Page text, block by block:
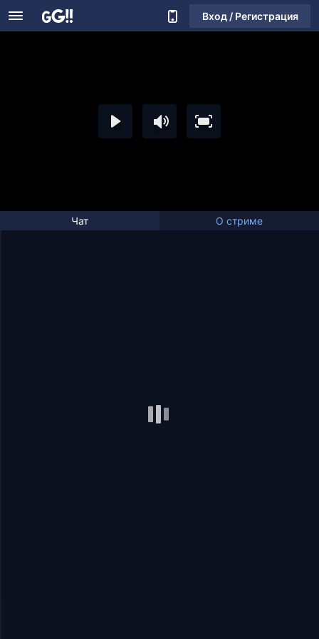
Вход / Регистрация
Чат О стриме